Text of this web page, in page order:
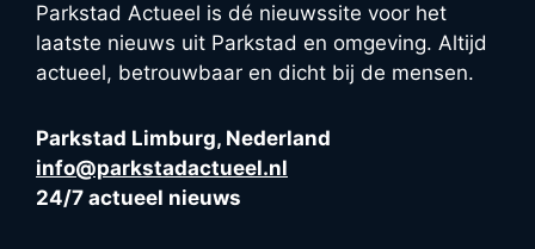
Parkstad Actueel is dé nieuwssite voor het
laatste nieuws uit Parkstad en omgeving. Altijd
actueel, betrouwbaar en dicht bij de mensen.
Parkstad Limburg, Nederland
info@parkstadactueel.nl
24/7 actueel nieuws